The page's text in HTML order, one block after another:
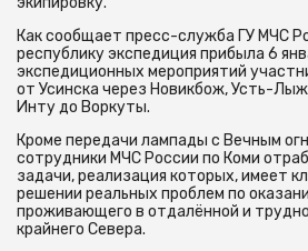
Как сообщает пресс-служба ГУ МЧС
республику экспедиция прибыла 6
экспедиционных мероприятий
от Усинска через Новикбож, Усть-
Инту до Воркуты.
Кроме передачи лампады с Вечным
сотрудники МЧС России по Коми
задачи, реализация которых, имеет
решении реальных проблем по
проживающего в отдалённой и
крайнего Севера.